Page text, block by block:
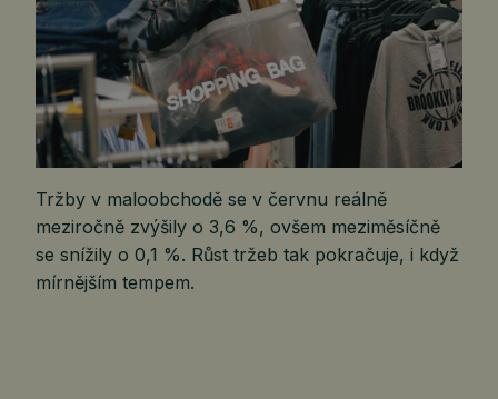
Tržby v maloobchodě se v červnu reálně
meziročně zvýšily o 3,6 %, ovšem meziměsíčně
se snížily o 0,1 %. Růst tržeb tak pokračuje, i když
mírnějším tempem.